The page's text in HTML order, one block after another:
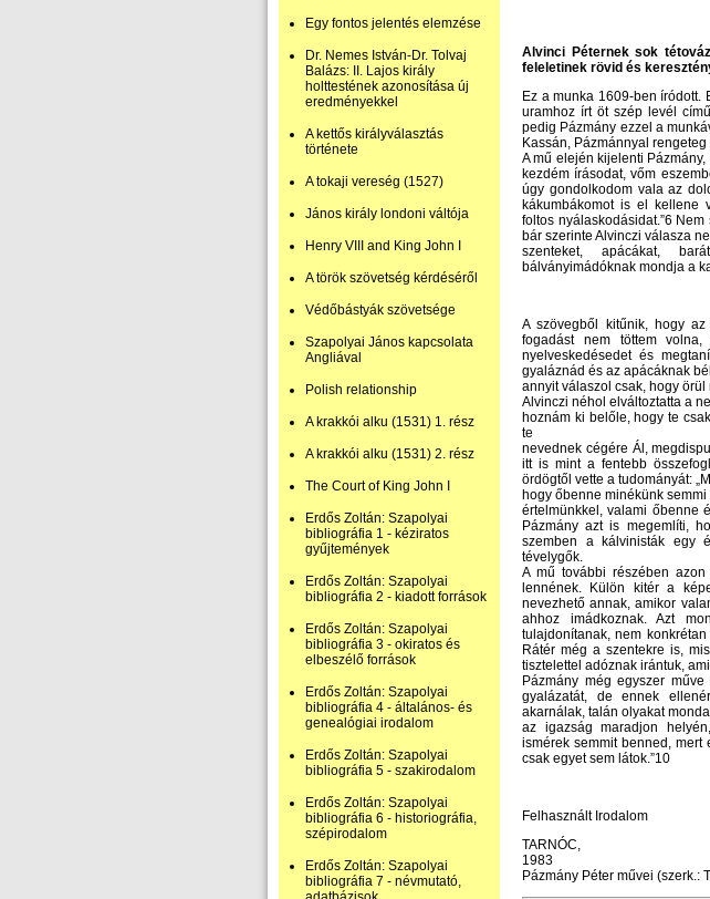
Egy fontos jelentés elemzése
Dr. Nemes István-Dr. Tolvaj
Balázs: II. Lajos király
holttestének azonosítása új
eredményekkel
A kettős királyválasztás
története
A tokaji vereség (1527)
János király londoni váltója
Henry VIII and King John I
A török szövetség kérdéséről
Védőbástyák szövetsége
Szapolyai János kapcsolata
Angliával
Polish relationship
A krakkói alku (1531) 1. rész
A krakkói alku (1531) 2. rész
The Court of King John I
Erdős Zoltán: Szapolyai
bibliográfia 1 - kéziratos
gyűjtemények
Erdős Zoltán: Szapolyai
bibliográfia 2 - kiadott források
Erdős Zoltán: Szapolyai
bibliográfia 3 - okiratos és
elbeszélő források
Erdős Zoltán: Szapolyai
bibliográfia 4 - általános- és
genealógiai irodalom
Erdős Zoltán: Szapolyai
bibliográfia 5 - szakirodalom
Erdős Zoltán: Szapolyai
bibliográfia 6 - historiográfia,
szépirodalom
Erdős Zoltán: Szapolyai
bibliográfia 7 - névmutató,
Alvinci Péternek sok
feleletinek rövid és
Ez a munka 1609-ben íródott.
uramhoz írt öt szép levél
pedig Pázmány ezzel a
Kassán, Pázmánnyal
A mű elején kijelenti
kezdém írásodat, vőm
úgy gondolkodom vala az
kákumbákomot is el kellene
foltos nyálaskodásidat.”6
bár szerinte Alvinczi válasza
szenteket, apácákat,
bálványimádóknak mondja a
A szövegből kitűnik, hogy
fogadást nem töttem
nyelveskedésedet és
gyaláznád és az apácáknak
annyit válaszol csak, hogy
Alvinczi néhol elváltoztatta a
hoznám ki belőle, hogy te
te
nevednek cégére Ál,
itt is mint a fentebb
ördögtől vette a tudományát:
hogy őbenne minékünk
értelmünkkel, valami őbenne
Pázmány azt is megemlíti,
szemben a kálvinisták egy
tévelygők.
A mű további részében
lennének. Külön kitér a
nevezhető annak, amikor
ahhoz imádkoznak. Azt
tulajdonítanak, nem
Rátér még a szentekre is,
tisztelettel adóznak irántuk,
Pázmány még egyszer
gyalázatát, de ennek
akarnálak, talán olyakat
az igazság maradjon
ismérek semmit benned,
csak egyet sem látok.”10
Felhasznált Irodalom
TARNÓC,
1983
Pázmány Péter művei (szerk.: